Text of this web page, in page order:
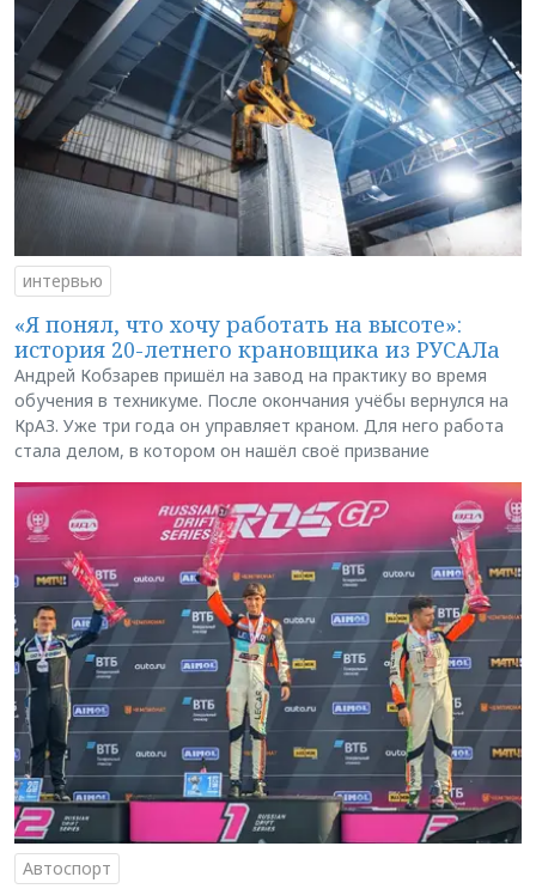
интервью
«Я понял, что хочу работать на высоте»:
история 20-летнего крановщика из РУСАЛа
Андрей Кобзарев пришёл на завод на практику во время
обучения в техникуме. После окончания учёбы вернулся на
КрАЗ. Уже три года он управляет краном. Для него работа
стала делом, в котором он нашёл своё призвание
Автоспорт